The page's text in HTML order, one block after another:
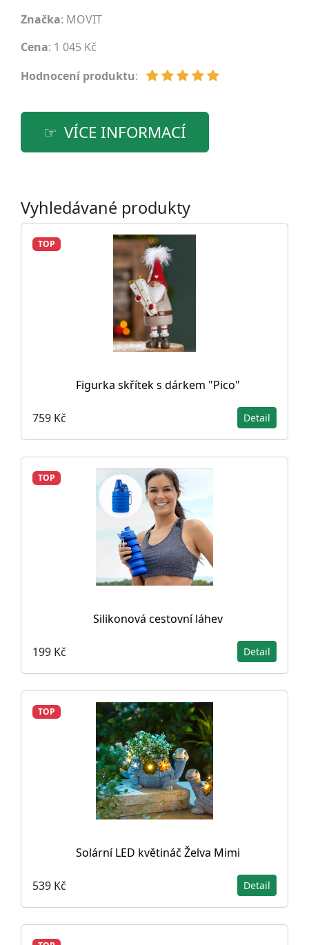
Značka: MOVIT
Cena: 1 045 Kč
Hodnocení produktu:
VÍCE INFORMACÍ
Vyhledávané produkty
TOP
Figurka skřítek s dárkem "Pico"
759 Kč Detail
TOP
Silikonová cestovní láhev
199 Kč Detail
TOP
Solární LED květináč Želva Mimi
539 Kč Detail